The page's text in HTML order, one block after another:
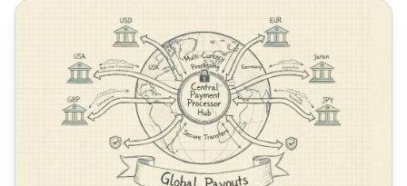
¿Cómo ayudan los procesadores de pagos con los